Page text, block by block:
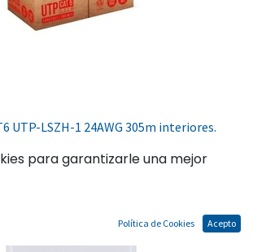
UTP-LSZH-1 24AWG 305m interiores.
para garantizarle una mejor
Política de Cookies Acepto